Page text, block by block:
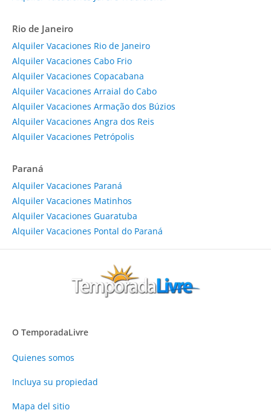
Rio de Janeiro
Alquiler Vacaciones Rio de Janeiro
Alquiler Vacaciones Cabo Frio
Alquiler Vacaciones Copacabana
Alquiler Vacaciones Arraial do Cabo
Alquiler Vacaciones Armação dos Búzios
Alquiler Vacaciones Angra dos Reis
Alquiler Vacaciones Petrópolis
Paraná
Alquiler Vacaciones Paraná
Alquiler Vacaciones Matinhos
Alquiler Vacaciones Guaratuba
Alquiler Vacaciones Pontal do Paraná
O TemporadaLivre
Quienes somos
Incluya su propiedad
Mapa del sitio